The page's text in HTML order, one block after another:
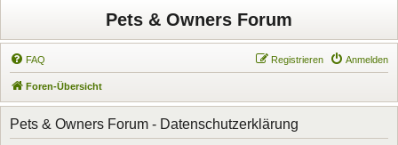
Pets & Owners Forum
FAQ Anmelden
Registrieren
Foren-Übersicht
Pets & Owners Forum - Datenschutzerklärung